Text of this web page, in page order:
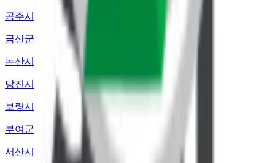
공주시
금산군
논산시
당진시
보령시
부여군
서산시